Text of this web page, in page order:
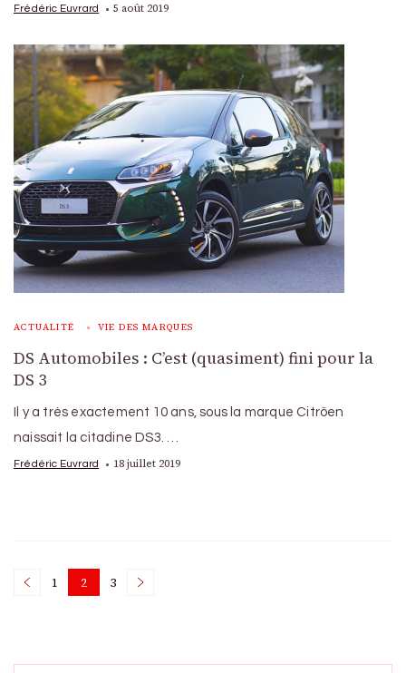
Frédéric Euvrard 5 août 2019
ACTUALITÉ VIE DES MARQUES
DS Automobiles : C’est (quasiment) fini pour la
DS 3
Il y a très exactement 10 ans, sous la marque Citröen
naissait la citadine DS3. …
Frédéric Euvrard 18 juillet 2019
Posts
Page
1 Page
2 Page
3